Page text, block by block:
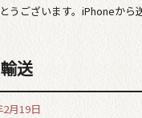
うございます。iPhoneから
送
2月19日